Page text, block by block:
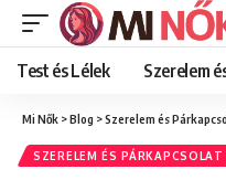
Test és Lélek Szerelem
Mi Nők >Blog >Szerelem és
SZERELEM ÉS PÁRKAPCSOLAT